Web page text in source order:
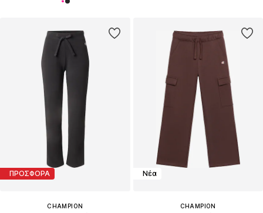
ΠΡΟΣΦΟΡΑ
CHAMPION
Νέα
CHAMPION